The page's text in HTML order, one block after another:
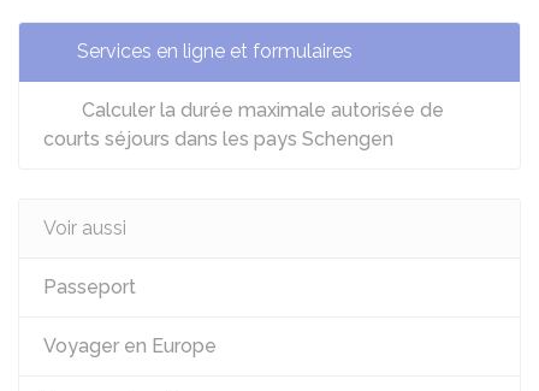
Services en ligne et formulaires
Calculer la durée maximale autorisée de
courts séjours dans les pays Schengen
Voir aussi
Passeport
Voyager en Europe